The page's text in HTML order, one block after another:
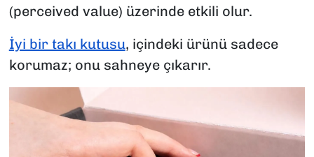
(perceived value) üzerinde etkili olur.
İyi bir takı kutusu, içindeki ürünü sadece
korumaz; onu sahneye çıkarır.